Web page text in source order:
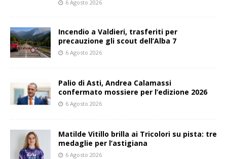
6 Agosto 2026
Incendio a Valdieri, trasferiti per
precauzione gli scout dell’Alba 7
6 Agosto 2026
Palio di Asti, Andrea Calamassi
confermato mossiere per l’edizione 2026
6 Agosto 2026
Matilde Vitillo brilla ai Tricolori su pista: tre
medaglie per l’astigiana
6 Agosto 2026